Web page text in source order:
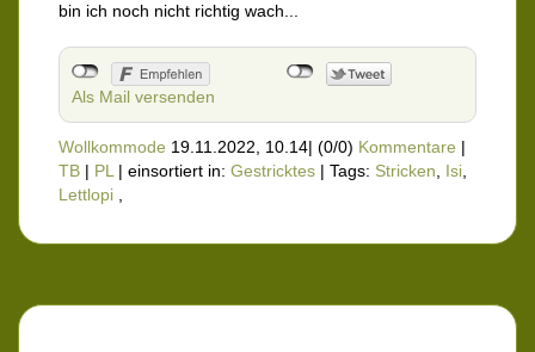
bin ich noch nicht richtig wach...
Als Mail versenden
Wollkommode 19.11.2022, 10.14| (0/0) Kommentare |
TB | PL| einsortiert in: Gestricktes | Tags: Stricken, Isi,
Lettlopi ,